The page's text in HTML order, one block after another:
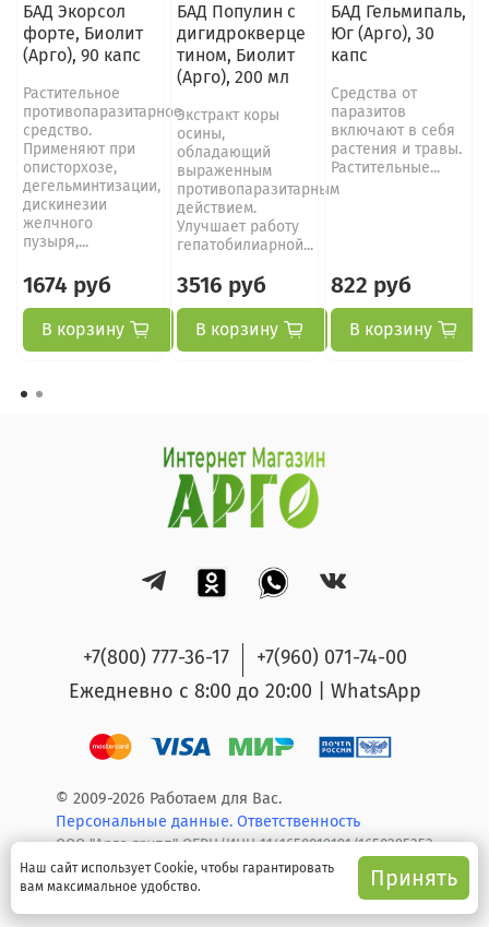
БАД Экорсол
форте, Биолит
(Арго), 90 капс
Растительное
противопаразитарное
средство.
Применяют при
описторхозе,
дегельминтизации,
дискинезии
желчного
пузыря,...
1674 руб
В корзину
БАД Популин с
дигидрокверце
тином, Биолит
(Арго), 200 мл
Экстракт коры
осины,
обладающий
выраженным
противопаразитарным
действием.
Улучшает работу
гепатобилиарной...
3516 руб
В корзину
БАД Гельмипаль,
Юг (Арго), 30
капс
Средства от
паразитов
включают в себя
растения и травы.
Растительные...
822 руб
В корзину
+7(800) 777-36-17
+7(960) 071-74-00
Ежедневно с 8:00 до 20:00 | WhatsApp
© 2009-2026 Работаем для Вас.
Персональные данные. Ответственность
ООО "Арго групп" ОГРН/ИНН 1141650019191/1650295353
Наш сайт использует Cookie, чтобы гарантировать
вам максимальное удобство.
Принять